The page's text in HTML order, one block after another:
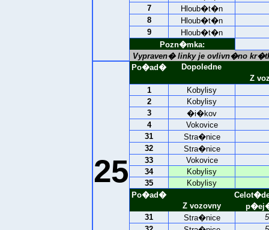
7
Hloub�t�n
8
Hloub�t�n
9
Hloub�t�n
Pozn�mka:
Vypraven� linky je ovlivn�no
25
Po�ad�
Dopoledne
Z
1
Kobylisy
2
Kobylisy
3
�i�kov
4
Vokovice
31
Stra�nice
32
Stra�nice
33
Vokovice
34
Kobylisy
35
Kobylisy
Po�ad�
Z vozovny
31
Stra�nice